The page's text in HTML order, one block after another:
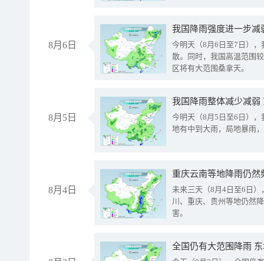
8月6日
今明天（8月6日至7日）
散。同时，我国高温范围
区将有大范围桑拿天。
8月5日
我国降雨整体减少减弱
今明天（8月5日至6日）
地有中到大雨，局地暴雨
8月4日
重庆云南等地降雨仍然
未来三天（8月4日至6日
川、重庆、贵州等地仍然
害。
全国仍有大范围降雨